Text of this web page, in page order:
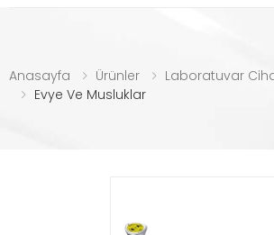
Anasayfa Ürünler
Laboratuvar
Evye Ve Musluklar